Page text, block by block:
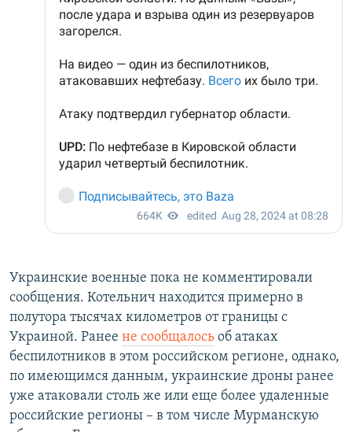
Украинские военные пока не комментировали
сообщения. Котельнич находится примерно в
полутора тысячах километров от границы с
Украиной. Ранее не сообщалось об атаках
беспилотников в этом российском регионе, однако,
по имеющимся данным, украинские дроны ранее
уже атаковали столь же или еще более удаленные
российские регионы – в том числе Мурманскую